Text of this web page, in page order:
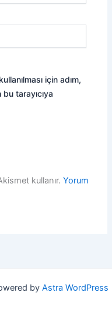
için adım,
tarayıcıya
kullanır. Yorum
by Astra WordPress